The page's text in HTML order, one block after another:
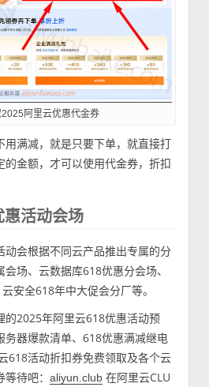
阿里云优惠代金券
用满减，就是只要下单，就直接打
的金额，才可以使用代金券，折扣
活动会场
会根据不同云产品推出专属的分
场、云数据库618优惠分会场、
安全618年中大促会分厂等。
的2025年阿里云618优惠活动预
务器爆款清单、618优惠满减继电
618活动折扣券免费领取及各个云
等待吧：aliyun.club 在阿里云CLU